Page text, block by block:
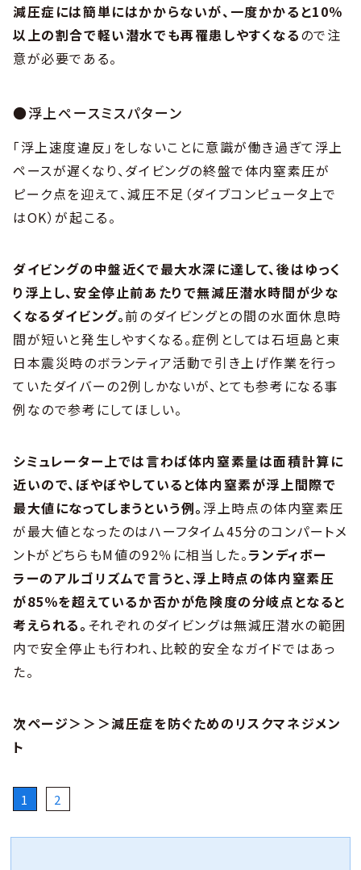
減圧症には簡単にはかからないが、一度かかると10％
以上の割合で軽い潜水でも再罹患しやすくなるので注
意が必要である。
●浮上ペースミスパターン
「浮上速度違反」をしないことに意識が働き過ぎて浮上
ペースが遅くなり、ダイビングの終盤で体内窒素圧が
ピーク点を迎えて、減圧不足（ダイブコンピュータ上で
はOK）が起こる。
ダイビングの中盤近くで最大水深に達して、後はゆっく
り浮上し、安全停止前あたりで無減圧潜水時間が少な
くなるダイビング。前のダイビングとの間の水面休息時
間が短いと発生しやすくなる。症例としては石垣島と東
日本震災時のボランティア活動で引き上げ作業を行っ
ていたダイバーの2例しかないが、とても参考になる事
例なので参考にしてほしい。
シミュレーター上では言わば体内窒素量は面積計算に
近いので、ぼやぼやしていると体内窒素が浮上間際で
最大値になってしまうという例。 浮上時点の体内窒素圧
が最大値となったのはハーフタイム45分のコンパートメ
ントがどちらもM値の92％に相当した。ランディボー
ラーのアルゴリズムで言うと、浮上時点の体内窒素圧
が85％を超えているか否かが危険度の分岐点となると
考えられる。 それぞれのダイビングは無減圧潜水の範囲
内で安全停止も行われ、比較的安全なガイドではあっ
た。
次ページ＞＞＞減圧症を防ぐためのリスクマネジメン
ト
1 2